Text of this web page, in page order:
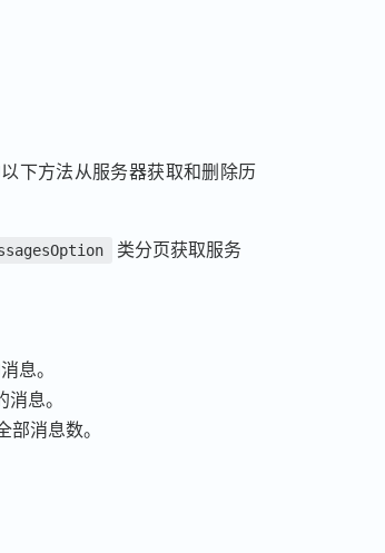
下方法从服务器获取和删除历
类分页获取服务
息。
息。
消息数。